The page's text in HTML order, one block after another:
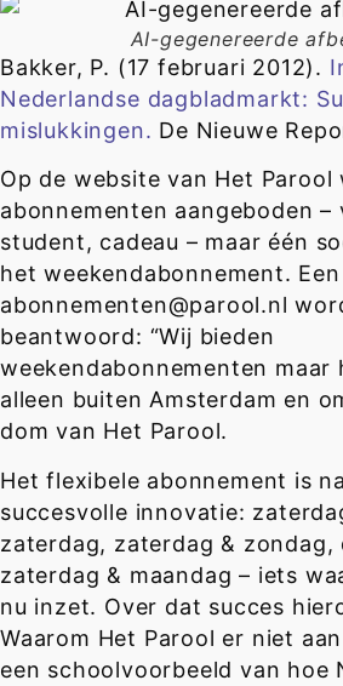
AI-gegenereerde
Bakker, P. (17 februari 2012).
Nederlandse dagbladmarkt:
mislukkingen. De Nieuwe
Op de website van Het Parool
abonnementen aangeboden –
student, cadeau – maar één
het weekendabonnement.
abonnementen@parool.nl
beantwoord: “Wij bieden
weekendabonnementen maar
alleen buiten Amsterdam en
dom van Het Parool.
Het flexibele abonnement is
succesvolle innovatie:
zaterdag, zaterdag &
zaterdag & maandag – iets
nu inzet. Over dat succes
Waarom Het Parool er niet
een schoolvoorbeeld van hoe